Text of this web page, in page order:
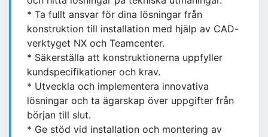
* Ta fullt ansvar för dina lösningar från
konstruktion till installation med hjälp av CAD-
verktyget NX och Teamcenter.
* Säkerställa att konstruktionerna uppfyller
kundspecifikationer och krav.
* Utveckla och implementera innovativa
lösningar och ta ägarskap över uppgifter från
början till slut.
* Ge stöd vid installation och montering av